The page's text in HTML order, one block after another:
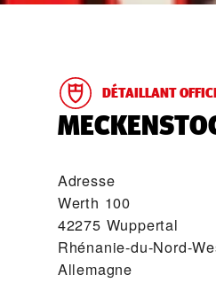
DÉTAILLANT
Adresse
Werth 100
42275 Wuppertal
Rhénanie-du-Nord-
Allemagne